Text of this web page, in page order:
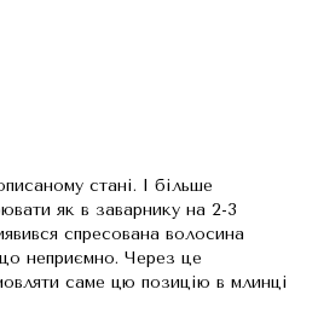
стані. І більше
як в заварнику на 2-3
спресована волосина
неприємно. Через це
саме цю позицію в млинці